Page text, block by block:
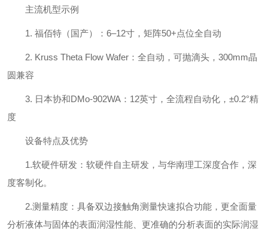
主流机型示例
1. 福佰特（国产）：6–12寸，矩阵50+点位全自动
2. Kruss Theta Flow Wafer：全自动，可抛滴头，300mm晶
圆兼容
3. 日本协和DMo-902WA：12英寸，全流程自动化，±0.2°精
度
设备特点及优势
1.软硬件研发：软硬件自主研发，与华南理工深度合作，深
度客制化。
2.测量精度：具备双边接触角测量快速拟合功能，更全面量
分析液体与固体的表面润湿性能、更准确的分析表面的实际润湿